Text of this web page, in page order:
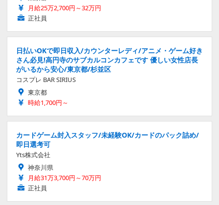
月給25万2,700円～32万円
正社員
日払いOKで即日収入/カウンターレディ/アニメ・ゲーム好き
さん必見!高円寺のサブカルコンカフェです 優しい女性店長
がいるから安心/東京都/杉並区
コスプレ BAR SIRIUS
東京都
時給1,700円～
カードゲーム封入スタッフ/未経験OK/カードのパック詰め/
即日選考可
Yts株式会社
神奈川県
月給31万3,700円～70万円
正社員